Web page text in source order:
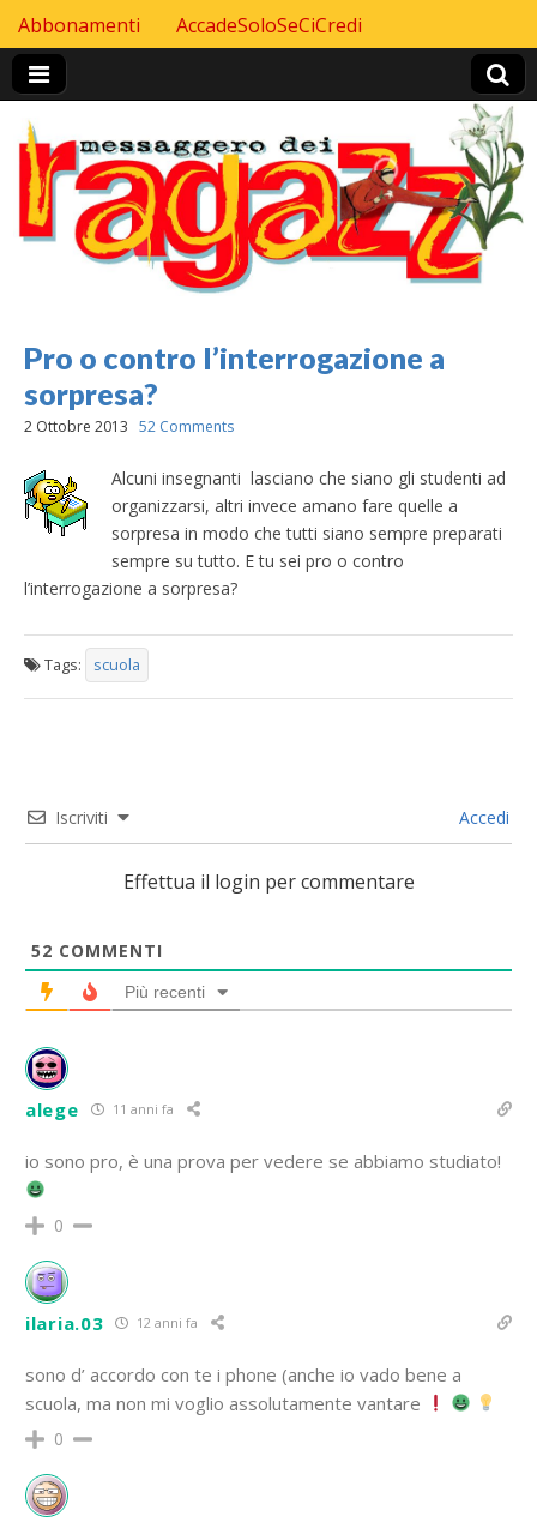
Header Top menu
Skip to content
Abbonamenti AccadeSoloSeCiCredi
Pro o contro l’interrogazione a
sorpresa?
2 Ottobre 2013 52 Comments
Alcuni insegnanti lasciano che siano gli studenti ad
organizzarsi, altri invece amano fare quelle a
sorpresa in modo che tutti siano sempre preparati
sempre su tutto. E tu sei pro o contro
l’interrogazione a sorpresa?
Tags: scuola
Iscriviti Accedi
Effettua il login per commentare
52 COMMENTI
Più recenti
alege 11 anni fa
io sono pro, è una prova per vedere se abbiamo studiato!
0
ilaria.03 12 anni fa
sono d’ accordo con te i phone (anche io vado bene a
scuola, ma non mi voglio assolutamente vantare
0